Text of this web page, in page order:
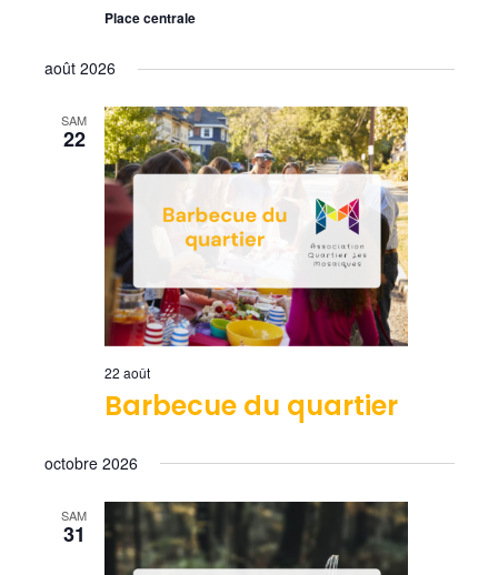
Place centrale
août 2026
SAM
22
Barbecue du quartier
22 août
octobre 2026
SAM
31